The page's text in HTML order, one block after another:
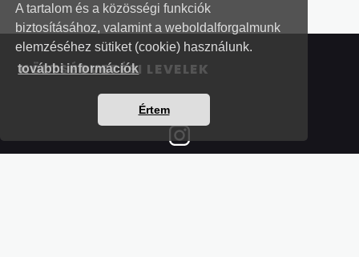
A tartalom és a közösségi funkciók
biztosításához, valamint a weboldalforgalmunk
elemzéséhez sütiket (cookie) használunk.
további információk
Értem
KÖLTSÉGVETÉSI LEVELEK